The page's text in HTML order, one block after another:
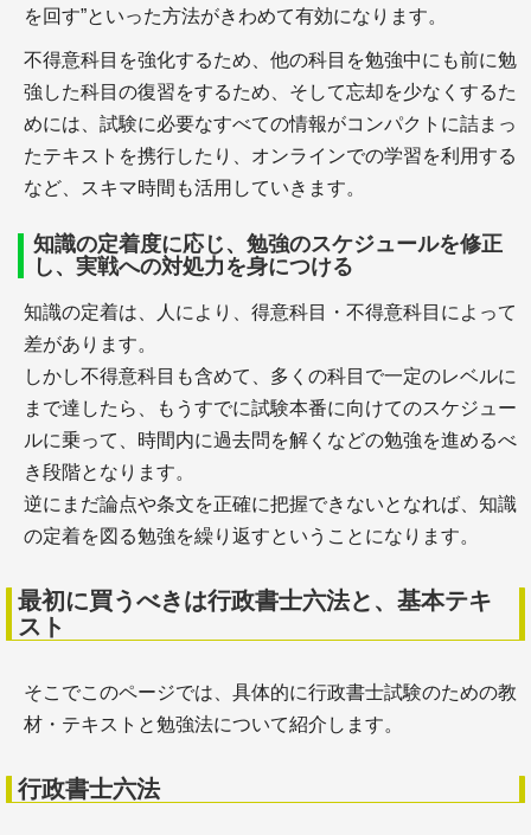
き？
士業のサイト運営
＋サイト制作・運営のためのシステムはどれがい
い？
＋サイトは自分で制作した方がいい理由について解
説！
士業のSEO対策
＋【2022年】google 品質評価ガイドライン【日本語
＋検索エンジンを知るためのキホン
＋士業のSEOのためのサイト運営・マーケティング
を回す”といった方法がきわめて有効になります。
不得意科目を強化するため、他の科目を勉強中にも前に勉
強した科目の復習をするため、そして忘却を少なくするた
めには、試験に必要なすべての情報がコンパクトに詰まっ
たテキストを携行したり、オンラインでの学習を利用する
など、スキマ時間も活用していきます。
知識の定着度に応じ、勉強のスケジュールを修正
し、実戦への対処力を身につける
知識の定着は、人により、得意科目・不得意科目によって
差があります。
しかし不得意科目も含めて、多くの科目で一定のレベルに
まで達したら、もうすでに試験本番に向けてのスケジュー
ルに乗って、時間内に過去問を解くなどの勉強を進めるべ
き段階となります。
逆にまだ論点や条文を正確に把握できないとなれば、知識
の定着を図る勉強を繰り返すということになります。
最初に買うべきは行政書士六法と、基本テキ
スト
そこでこのページでは、具体的に行政書士試験のための教
材・テキストと勉強法について紹介します。
行政書士六法